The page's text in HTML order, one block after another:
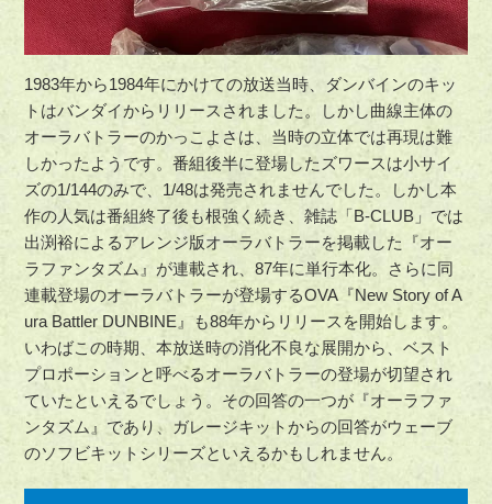
1983年から1984年にかけての放送当時、ダンバインのキッ
トはバンダイからリリースされました。しかし曲線主体の
オーラバトラーのかっこよさは、当時の立体では再現は難
しかったようです。番組後半に登場したズワースは小サイ
ズの1/144のみで、1/48は発売されませんでした。しかし本
作の人気は番組終了後も根強く続き、雑誌「B-CLUB」では
出渕裕によるアレンジ版オーラバトラーを掲載した『オー
ラファンタズム』が連載され、87年に単行本化。さらに同
連載登場のオーラバトラーが登場するOVA『New Story of A
ura Battler DUNBINE』も88年からリリースを開始します。
いわばこの時期、本放送時の消化不良な展開から、ベスト
プロポーションと呼べるオーラバトラーの登場が切望され
ていたといえるでしょう。その回答の一つが『オーラファ
ンタズム』であり、ガレージキットからの回答がウェーブ
のソフビキットシリーズといえるかもしれません。